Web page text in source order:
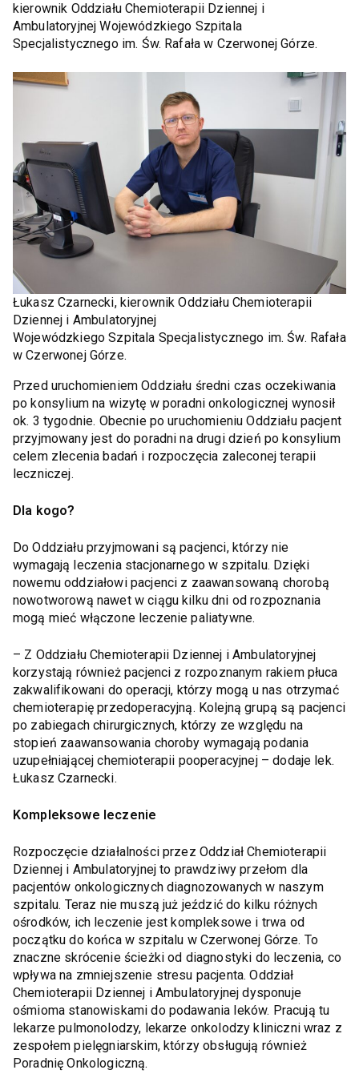
kierownik Oddziału Chemioterapii Dziennej i
Ambulatoryjnej Wojewódzkiego Szpitala
Specjalistycznego im. Św. Rafała w Czerwonej Górze.
Łukasz Czarnecki, kierownik Oddziału Chemioterapii
Dziennej i Ambulatoryjnej
Wojewódzkiego Szpitala Specjalistycznego im. Św. Rafała
w Czerwonej Górze.
Przed uruchomieniem Oddziału średni czas oczekiwania
po konsylium na wizytę w poradni onkologicznej wynosił
ok. 3 tygodnie. Obecnie po uruchomieniu Oddziału pacjent
przyjmowany jest do poradni na drugi dzień po konsylium
celem zlecenia badań i rozpoczęcia zaleconej terapii
leczniczej.
Dla kogo?
Do Oddziału przyjmowani są pacjenci, którzy nie
wymagają leczenia stacjonarnego w szpitalu. Dzięki
nowemu oddziałowi pacjenci z zaawansowaną chorobą
nowotworową nawet w ciągu kilku dni od rozpoznania
mogą mieć włączone leczenie paliatywne.
– Z Oddziału Chemioterapii Dziennej i Ambulatoryjnej
korzystają również pacjenci z rozpoznanym rakiem płuca
zakwalifikowani do operacji, którzy mogą u nas otrzymać
chemioterapię przedoperacyjną. Kolejną grupą są pacjenci
po zabiegach chirurgicznych, którzy ze względu na
stopień zaawansowania choroby wymagają podania
uzupełniającej chemioterapii pooperacyjnej – dodaje lek.
Łukasz Czarnecki.
Kompleksowe leczenie
Rozpoczęcie działalności przez Oddział Chemioterapii
Dziennej i Ambulatoryjnej to prawdziwy przełom dla
pacjentów onkologicznych diagnozowanych w naszym
szpitalu. Teraz nie muszą już jeździć do kilku różnych
ośrodków, ich leczenie jest kompleksowe i trwa od
początku do końca w szpitalu w Czerwonej Górze. To
znaczne skrócenie ścieżki od diagnostyki do leczenia, co
wpływa na zmniejszenie stresu pacjenta. Oddział
Chemioterapii Dziennej i Ambulatoryjnej dysponuje
ośmioma stanowiskami do podawania leków. Pracują tu
lekarze pulmonolodzy, lekarze onkolodzy kliniczni wraz z
zespołem pielęgniarskim, którzy obsługują również
Poradnię Onkologiczną.